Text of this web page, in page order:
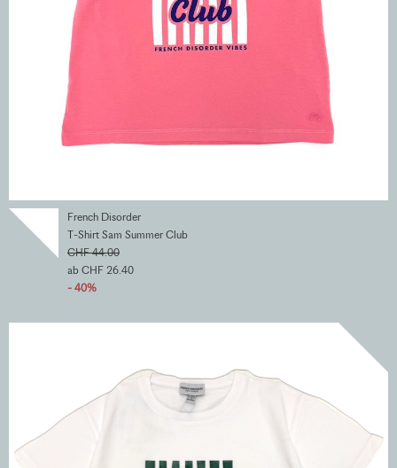
French Disorder
T-Shirt Sam Summer Club
CHF 44.00
ab CHF 26.40
- 40%